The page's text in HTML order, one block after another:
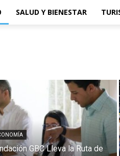
SALUD Y BIENESTAR
GBC Lleva la Ruta de